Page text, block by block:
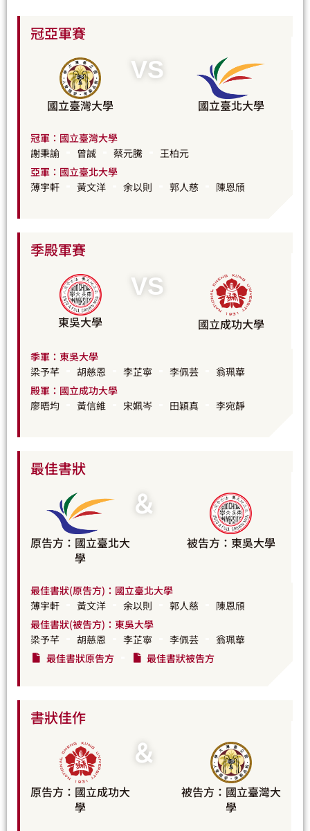
冠亞軍賽
國立臺灣大學
VS
國立臺北大學
冠軍：國立臺灣大學
謝秉諭
曾誠 蔡元騰
王柏元
亞軍：國立臺北大學
薄宇軒
黃文洋 余以則 郭人慈 陳恩頎
季殿軍賽
東吳大學
VS
國立成功大學
季軍：東吳大學
梁予芊
胡慈恩 李芷寧 李佩芸
翁珮華
殿軍：國立成功大學
廖晤均
黃信維 宋姵岑 田穎真 李宛靜
原告方：國立臺北大
學
＆
被告方：東吳大學
最佳書狀(原告方)：國立臺北大學
薄宇軒
黃文洋 余以則 郭人慈
陳恩頎
最佳書狀(被告方)：東吳大學
梁予芊
胡慈恩 李芷寧 李佩芸
翁珮華
最佳書狀原告方
最佳書狀被告方
最佳書狀
書狀佳作
原告方：國立成功大
學
＆
被告方：國立臺灣大
學